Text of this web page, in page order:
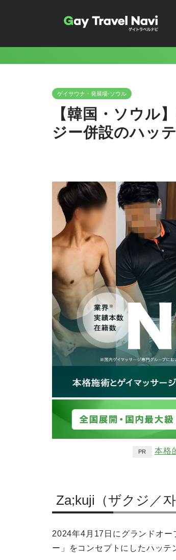
ゲイサウナ・発展場-ソウル
【韓国・ソウル
ジー併設のハッ
PR 本格
Za;kuji（ザクジ／
2024年4月17日にグランドオ
ー」をコンセプトにしたハッテ